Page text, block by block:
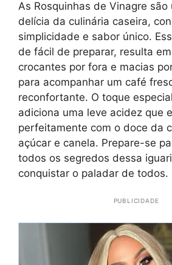
As Rosquinhas de Vinagre
delícia da culinária caseira,
simplicidade e sabor único.
de fácil de preparar, resulta
crocantes por fora e macias
para acompanhar um café
reconfortante. O toque
adiciona uma leve acidez que
perfeitamente com o doce da
açúcar e canela. Prepare-se
todos os segredos dessa
conquistar o paladar de todos.
PUBLICIDADE